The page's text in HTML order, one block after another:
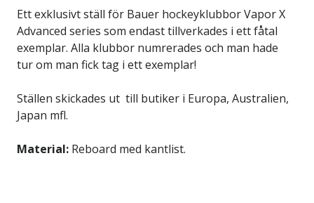
Ett exklusivt ställ för Bauer hockeyklubbor Vapor X
Advanced series som endast tillverkades i ett fåtal
exemplar. Alla klubbor numrerades och man hade
tur om man fick tag i ett exemplar!
Ställen skickades ut till butiker i Europa, Australien,
Japan mfl.
Material: Reboard med kantlist.